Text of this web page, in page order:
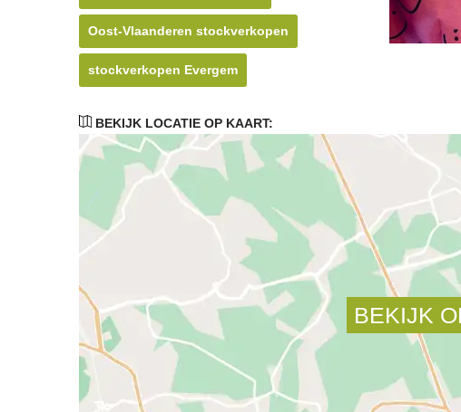
Oost-Vlaanderen stockverkopen
stockverkopen Evergem
BEKIJK LOCATIE OP KAART: